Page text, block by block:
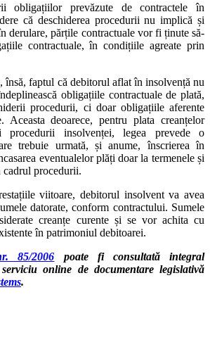
obligațiilor prevăzute de contractele în
că deschiderea procedurii nu implică și
derulare, părțile contractuale vor fi ținute să-
contractuale, în condițiile agreate prin
însă, faptul că debitorul aflat în insolvență nu
obligațiile contractuale de plată,
procedurii, ci doar obligațiile aferente
Aceasta deoarece, pentru plata creanțelor
procedurii insolvenței, legea prevede o
trebuie urmată, și anume, înscrierea în
eventualelor plăți doar la termenele și
procedurii.
viitoare, debitorul insolvent va avea
datorate, conform contractului. Sumele
creanțe curente și se vor achita cu
în patrimoniul debitoarei.
85/2006 poate fi consultată integral
online de documentare legislativă
.